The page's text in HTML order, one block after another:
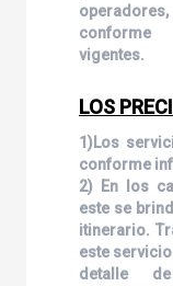
conforme
vigentes.
LOS
1)Los
conforme
2) En los
este se
itinerario.
este
detalle